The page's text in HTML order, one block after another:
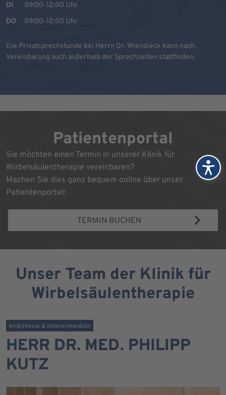
DI
09:00-12:00 Uhr
DO
09:00-12:00 Uhr
Die Privatsprechstunde bei Herrn Dr. Wiendieck kann nach
Vereinbarung auch außerhalb der Sprechzeiten stattfinden.
Patientenportal
Sie möchten einen Termin in unserer Klinik für
Wirbelsäulentherapie vereinbaren?
Machen Sie dies ganz bequem online über unser
Patientenportal:
TERMIN BUCHEN
Unser Team der Klinik für
Wirbelsäulentherapie
Anästhesie & Intensivmedizin
HERR DR. MED. PHILIPP
KUTZ